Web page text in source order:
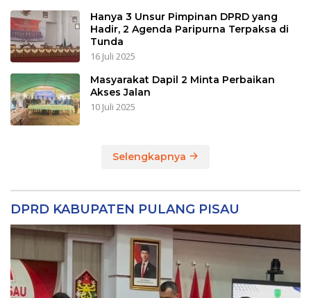
Hanya 3 Unsur Pimpinan DPRD yang
Hadir, 2 Agenda Paripurna Terpaksa di
Tunda
16 Juli 2025
Masyarakat Dapil 2 Minta Perbaikan
Akses Jalan
10 Juli 2025
Selengkapnya
DPRD KABUPATEN PULANG PISAU